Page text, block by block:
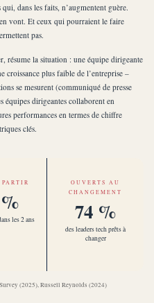
dans les faits, n’augmentent guère.
vont. Et ceux qui pourraient le faire
pas.
résume la situation : une équipe dirigeante
croissance plus faible de l’entreprise –
se mesurent (communiqué de presse
équipes dirigeantes collaborent en
performances en termes de chiffre
clés.
les 2 ans
OUVERTS AU
CHANGEMENT
74 %
des leaders tech prêts à
changer
(2025), Russell Reynolds (2024)